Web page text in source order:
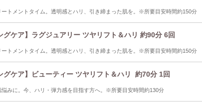
ートメントタイム。透明感とハリ、引き締まった肌を。※所要目安時間約150分
グケア】ラグジュアリー ツヤリフト＆ハリ 約90分 6回
ートメントタイム。透明感とハリ、引き締まった肌を。※所要目安時間約150分
グケア】ビューティー ツヤリフト＆ハリ 約70分 1回
悩みに。今、ハリ・弾力感を目指す方へ。※所要目安時間約130分